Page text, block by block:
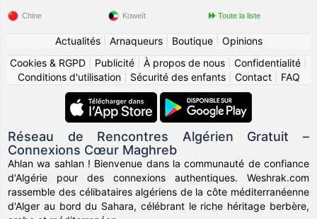
Chine Koweït Toute la liste
Actualités| Arnaqueurs| Boutique| Opinions
Cookies & RGPD
Publicité À propos de nous Confidentialité
Conditions d'utilisation| Sécurité des enfants| Contact| FAQ
Réseau de Rencontres Algérien Gratuit –
Connexions Cœur Maghreb
Ahlan wa sahlan ! Bienvenue dans la communauté de confiance
d'Algérie pour des connexions authentiques. Weshrak.com
rassemble des célibataires algériens de la côte méditerranéenne
d'Alger au bord du Sahara, célébrant le riche héritage berbère,